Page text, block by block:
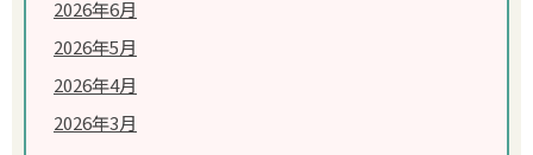
2026年6月
2026年5月
2026年4月
2026年3月